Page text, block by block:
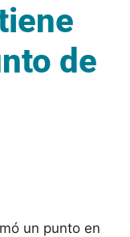
de
un punto en